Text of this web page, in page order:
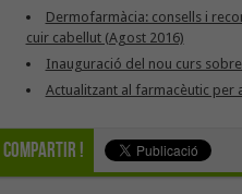
Dermofarmàcia: consells i
cuir cabellut (Agost 2016)
Inauguració del nou curs
Actualitzant al farmacèutic per
Compartir !